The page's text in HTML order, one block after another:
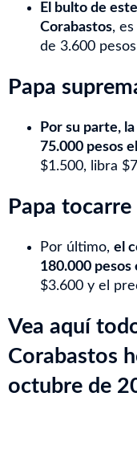
El bulto de
Corabastos,
de 3.600
Papa
Por su parte,
75.000 pesos
$1.500, libra
Papa tocarre
Por último, el
180.000 pesos
$3.600 y el
Vea aquí
Corabastos
octubre de